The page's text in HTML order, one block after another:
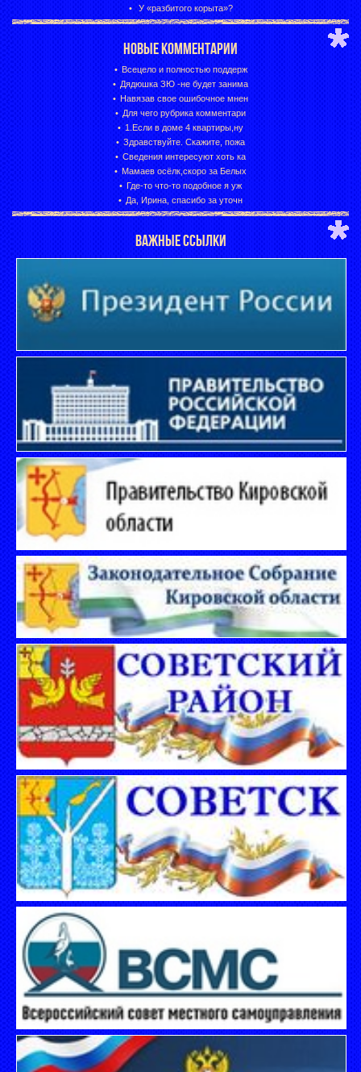
У «разбитого корыта»?
НОВЫЕ КОММЕНТАРИИ
Всецело и полностью поддерж
Дядюшка ЗЮ -не будет занима
Навязав свое ошибочное мнен
Для чего рубрика комментари
1.Если в доме 4 квартиры,ну
Здравствуйте. Скажите, пожа
Сведения интересуют хоть ка
Мамаев осёлк,скоро за Белых
Где-то что-то подобное я уж
Да, Ирина, спасибо за уточн
ВАЖНЫЕ ССЫЛКИ